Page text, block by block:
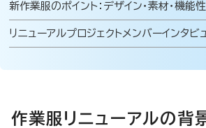
新作業服のポイント：デザイン・素材・機能
リニューアルプロジェクトメンバーインタビ
作業服リニューアルの背